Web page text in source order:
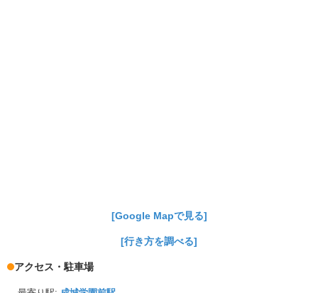
[Google Mapで見る]
[行き方を調べる]
アクセス・駐車場